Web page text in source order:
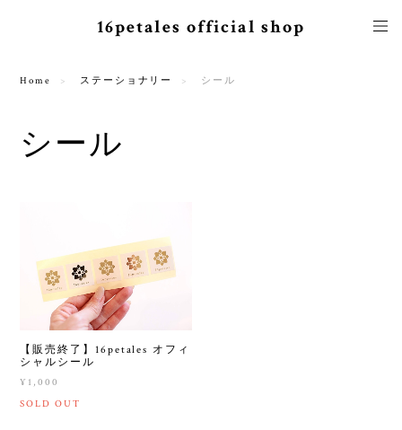
16petales official shop
Home ステーショナリー シール
シール
【販売終了】16petales オフィ
シャルシール
¥1,000
SOLD OUT